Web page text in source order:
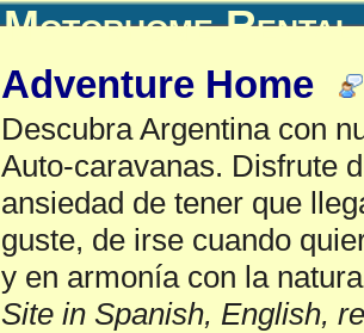
Motorhome Rental
Adventure Home
Descubra Argentina con
Auto-caravanas. Disfrute
ansiedad de tener que
guste, de irse cuando
y en armonía con la
Site in Spanish, English,